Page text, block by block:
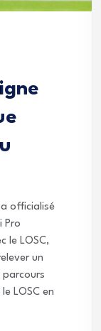
officialisé
Pro
le LOSC,
un
LOSC en